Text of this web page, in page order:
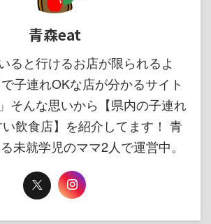
青森eat
ると行けるお店が限られるよ
子連れOKな店が分かるサイト
そんな思いから【県内の子連れ
飲食店】を紹介してます！ 青
未就学児のママ2人で運営中。